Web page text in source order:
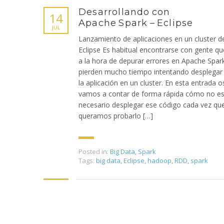
14
JUL
Desarrollando con
Apache Spark – Eclipse
Lanzamiento de aplicaciones en un cluster
Eclipse Es habitual encontrarse con gente
a la hora de depurar errores en Apache
pierden mucho tiempo intentando desplegar
la aplicación en un cluster. En esta entrada
vamos a contar de forma rápida cómo no es
necesario desplegar ese código cada vez
queramos probarlo […]
Posted in: Big Data, Spark
Tags: big data,Eclipse,hadoop,RDD, spark